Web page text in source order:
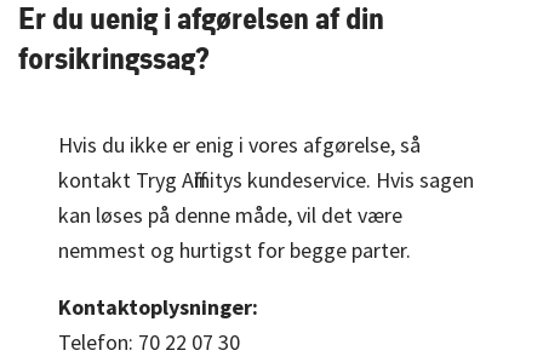
Er du uenig i afgørelsen af din
forsikringssag?
Hvis du ikke er enig i vores afgørelse, så
kontakt Tryg Affinitys kundeservice. Hvis sagen
kan løses på denne måde, vil det være
nemmest og hurtigst for begge parter.
Kontaktoplysninger:
Telefon: 70 22 07 30